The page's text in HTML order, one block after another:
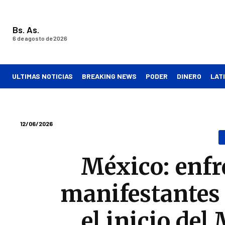
Bs. As.
6 de agosto de 2026
ULTIMAS NOTICIAS BREAKING NEWS PODER DINERO
12/06/2026
México: